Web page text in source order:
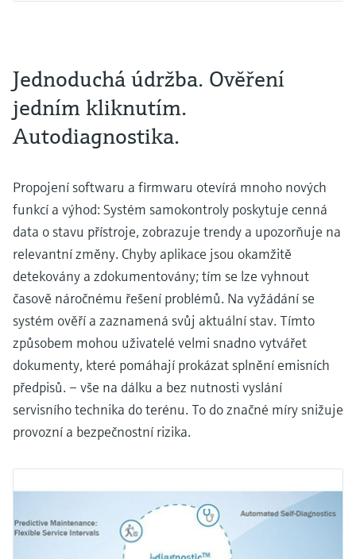
Jednoduchá údržba. Ověření
jedním kliknutím.
Autodiagnostika.
Propojení softwaru a firmwaru otevírá mnoho nových
funkcí a výhod: Systém samokontroly poskytuje cenná
data o stavu přístroje, zobrazuje trendy a upozorňuje na
relevantní změny. Chyby aplikace jsou okamžitě
detekovány a zdokumentovány; tím se lze vyhnout
časově náročnému řešení problémů. Na vyžádání se
systém ověří a zaznamená svůj aktuální stav. Tímto
způsobem mohou uživatelé velmi snadno vytvářet
dokumenty, které pomáhají prokázat splnění emisních
předpisů. – vše na dálku a bez nutnosti vyslání
servisního technika do terénu. To do značné míry snižuje
provozní a bezpečnostní rizika.